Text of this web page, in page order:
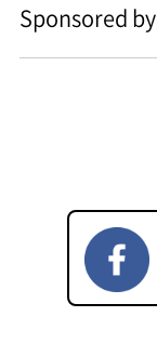
Sponsored by